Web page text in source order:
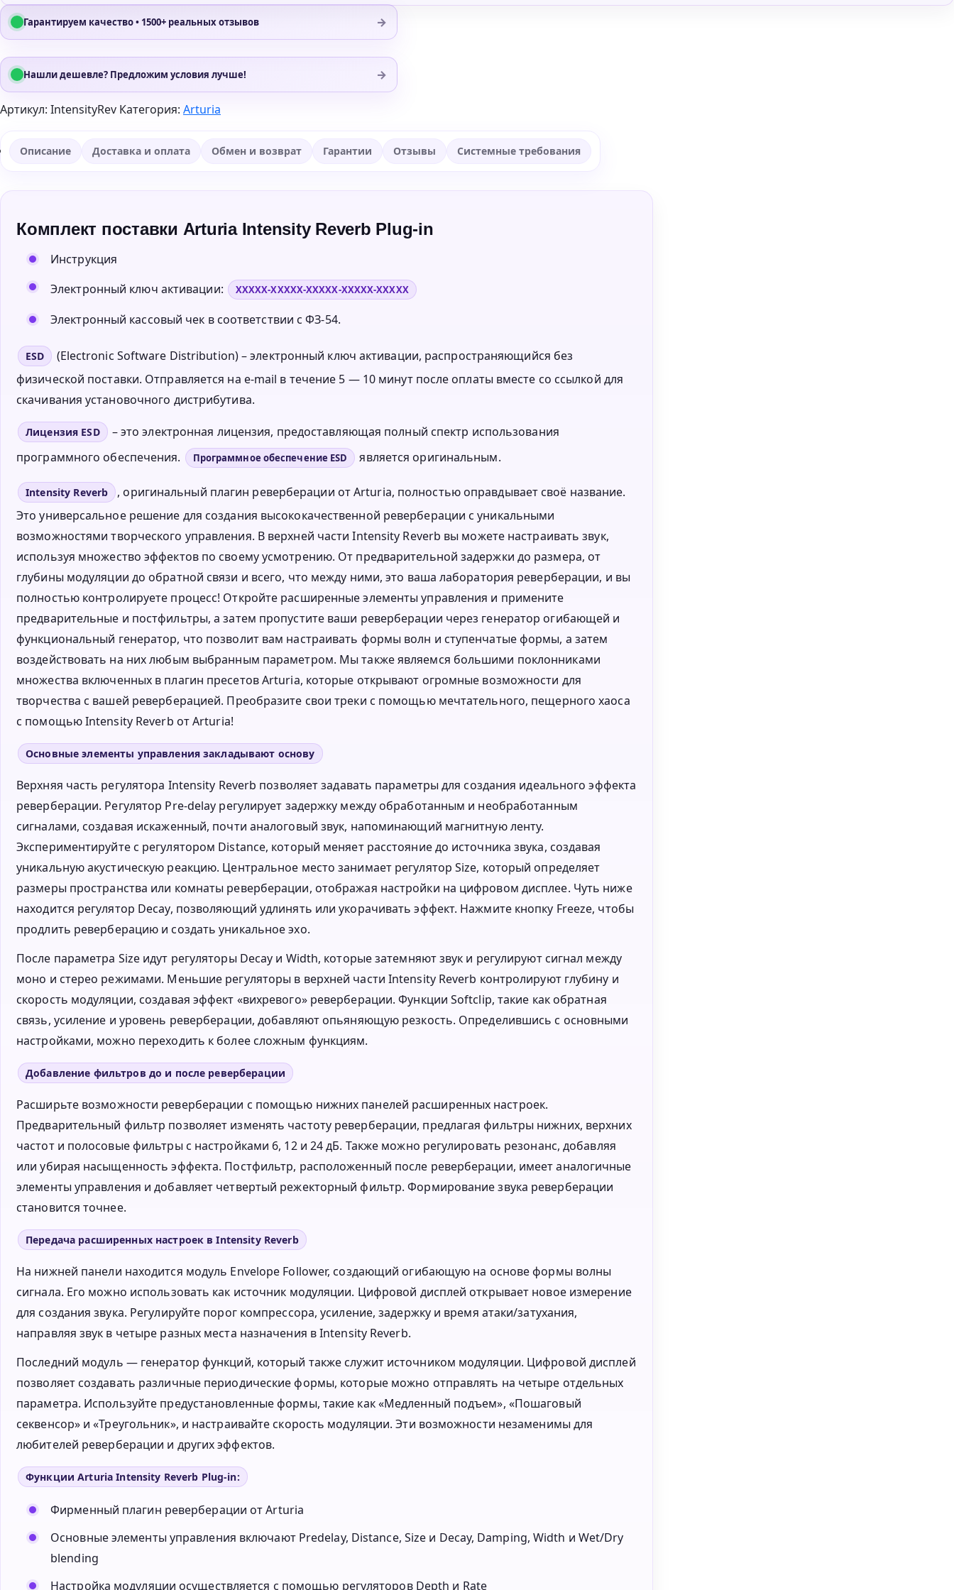
Гарантируем качество • 1500+ реальных отзывов →
Нашли дешевле? Предложим условия лучше! →
Артикул: IntensityRev Категория: Arturia
Описание Доставка и оплата Обмен и возврат Гарантии Отзывы Системные требования
Комплект поставки Arturia Intensity Reverb Plug-in
Инструкция
Электронный ключ активации:
XXXXX-XXXXX-XXXXX-XXXXX-XXXXX
Электронный кассовый чек в соответствии с ФЗ-54.
ESD
(Electronic Software Distribution) – электронный ключ активации, распространяющийся без
физической поставки. Отправляется на e-mail в течение 5 — 10 минут после оплаты вместе со ссылкой для
скачивания установочного дистрибутива.
Лицензия ESD
– это электронная лицензия, предоставляющая полный спектр использования
программного обеспечения.
Программное обеспечение ESD является оригинальным.
Intensity Reverb
, оригинальный плагин реверберации от Arturia, полностью оправдывает своё название.
Это универсальное решение для создания высококачественной реверберации с уникальными
возможностями творческого управления. В верхней части Intensity Reverb вы можете настраивать звук,
используя множество эффектов по своему усмотрению. От предварительной задержки до размера, от
глубины модуляции до обратной связи и всего, что между ними, это ваша лаборатория реверберации, и вы
полностью контролируете процесс! Откройте расширенные элементы управления и примените
предварительные и постфильтры, а затем пропустите ваши реверберации через генератор огибающей и
функциональный генератор, что позволит вам настраивать формы волн и ступенчатые формы, а затем
воздействовать на них любым выбранным параметром. Мы также являемся большими поклонниками
множества включенных в плагин пресетов Arturia, которые открывают огромные возможности для
творчества с вашей реверберацией. Преобразите свои треки с помощью мечтательного, пещерного хаоса
с помощью Intensity Reverb от Arturia!
Основные элементы управления закладывают основу
Верхняя часть регулятора Intensity Reverb позволяет задавать параметры для создания идеального эффекта
реверберации. Регулятор Pre-delay регулирует задержку между обработанным и необработанным
сигналами, создавая искаженный, почти аналоговый звук, напоминающий магнитную ленту.
Экспериментируйте с регулятором Distance, который меняет расстояние до источника звука, создавая
уникальную акустическую реакцию. Центральное место занимает регулятор Size, который определяет
размеры пространства или комнаты реверберации, отображая настройки на цифровом дисплее. Чуть ниже
находится регулятор Decay, позволяющий удлинять или укорачивать эффект. Нажмите кнопку Freeze, чтобы
продлить реверберацию и создать уникальное эхо.
После параметра Size идут регуляторы Decay и Width, которые затемняют звук и регулируют сигнал между
моно и стерео режимами. Меньшие регуляторы в верхней части Intensity Reverb контролируют глубину и
скорость модуляции, создавая эффект «вихревого» реверберации. Функции Softclip, такие как обратная
связь, усиление и уровень реверберации, добавляют опьяняющую резкость. Определившись с основными
настройками, можно переходить к более сложным функциям.
Добавление фильтров до и после реверберации
Расширьте возможности реверберации с помощью нижних панелей расширенных настроек.
Предварительный фильтр позволяет изменять частоту реверберации, предлагая фильтры нижних, верхних
частот и полосовые фильтры с настройками 6, 12 и 24 дБ. Также можно регулировать резонанс, добавляя
или убирая насыщенность эффекта. Постфильтр, расположенный после реверберации, имеет аналогичные
элементы управления и добавляет четвертый режекторный фильтр. Формирование звука реверберации
становится точнее.
Передача расширенных настроек в Intensity Reverb
На нижней панели находится модуль Envelope Follower, создающий огибающую на основе формы волны
сигнала. Его можно использовать как источник модуляции. Цифровой дисплей открывает новое измерение
для создания звука. Регулируйте порог компрессора, усиление, задержку и время атаки/затухания,
направляя звук в четыре разных места назначения в Intensity Reverb.
Последний модуль — генератор функций, который также служит источником модуляции. Цифровой дисплей
позволяет создавать различные периодические формы, которые можно отправлять на четыре отдельных
параметра. Используйте предустановленные формы, такие как «Медленный подъем», «Пошаговый
секвенсор» и «Треугольник», и настраивайте скорость модуляции. Эти возможности незаменимы для
любителей реверберации и других эффектов.
Функции Arturia Intensity Reverb Plug-in:
Фирменный плагин реверберации от Arturia
Основные элементы управления включают Predelay, Distance, Size и Decay, Damping, Width и Wet/Dry
blending
Настройка модуляции осуществляется с помощью регуляторов Depth и Rate